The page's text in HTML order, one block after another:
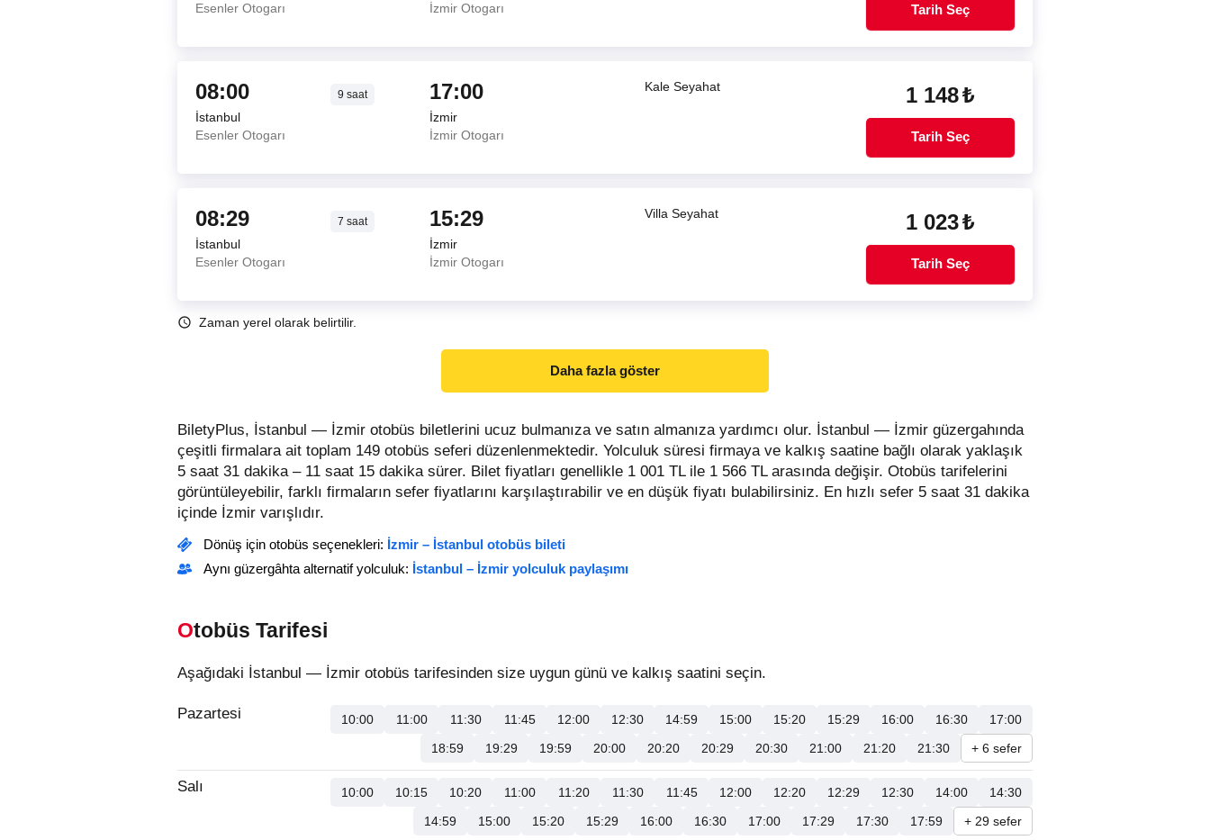
Esenler Otogarı
İzmir Otogarı
Tarih Seç
08:00 9 saat
İstanbul
Esenler Otogarı
17:00
İzmir
İzmir Otogarı
Kale Seyahat 1 148₺
Tarih Seç
08:29 7 saat
İstanbul
Esenler Otogarı
15:29
İzmir
İzmir Otogarı
Villa Seyahat 1 023₺
Tarih Seç
Zaman yerel olarak belirtilir.
Daha fazla göster
BiletyPlus, İstanbul — İzmir otobüs biletlerini ucuz bulmanıza ve satın almanıza yardımcı olur. İstanbul — İzmir güzergahında
çeşitli firmalara ait toplam 149 otobüs seferi düzenlenmektedir. Yolculuk süresi firmaya ve kalkış saatine bağlı olarak yaklaşık
5 saat 31 dakika – 11 saat 15 dakika sürer. Bilet fiyatları genellikle 1 001 TL ile 1 566 TL arasında değişir. Otobüs tarifelerini
görüntüleyebilir, farklı firmaların sefer fiyatlarını karşılaştırabilir ve en düşük fiyatı bulabilirsiniz. En hızlı sefer 5 saat 31 dakika
içinde İzmir varışlıdır.
Dönüş için otobüs seçenekleri: İzmir – İstanbul otobüs bileti
Aynı güzergâhta alternatif yolculuk: İstanbul – İzmir yolculuk paylaşımı
Otobüs Tarifesi
Aşağıdaki İstanbul — İzmir otobüs tarifesinden size uygun günü ve kalkış saatini seçin.
Pazartesi 10:00 11:00 11:30 11:45 12:00 12:30 14:59 15:00 15:20 15:29 16:00 16:30
17:00
18:59
19:29 19:59 20:00 20:20 20:29 20:30 21:00 21:20 21:30 + 6 sefer
Salı 10:00 10:15 10:20 11:00 11:20 11:30 11:45 12:00 12:20 12:29 12:30 14:00
14:30
14:59
15:00 15:20 15:29 16:00 16:30 17:00 17:29 17:30 17:59 + 29 sefer